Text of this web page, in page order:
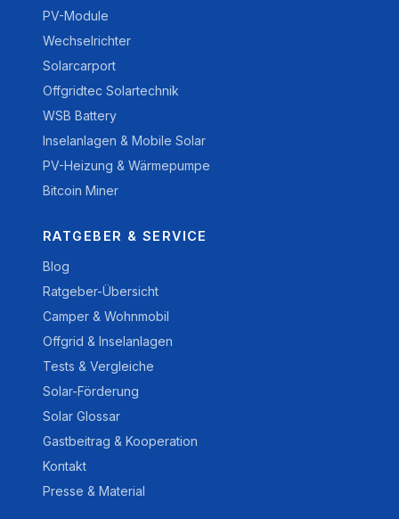
PV-Module
Wechselrichter
Solarcarport
Offgridtec Solartechnik
WSB Battery
Inselanlagen & Mobile Solar
PV-Heizung & Wärmepumpe
Bitcoin Miner
RATGEBER & SERVICE
Blog
Ratgeber-Übersicht
Camper & Wohnmobil
Offgrid & Inselanlagen
Tests & Vergleiche
Solar-Förderung
Solar Glossar
Gastbeitrag & Kooperation
Kontakt
Presse & Material